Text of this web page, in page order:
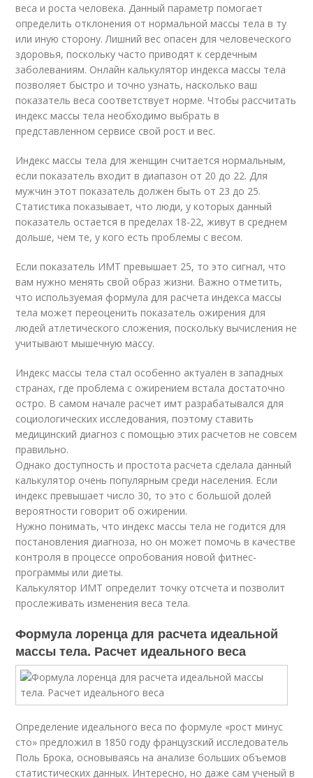
веса и роста человека. Данный параметр помогает
определить отклонения от нормальной массы тела в ту
или иную сторону. Лишний вес опасен для человеческого
здоровья, поскольку часто приводят к сердечным
заболеваниям. Онлайн калькулятор индекса массы тела
позволяет быстро и точно узнать, насколько ваш
показатель веса соответствует норме. Чтобы рассчитать
индекс массы тела необходимо выбрать в
представленном сервисе свой рост и вес.
Индекс массы тела для женщин считается нормальным,
если показатель входит в диапазон от 20 до 22. Для
мужчин этот показатель должен быть от 23 до 25.
Статистика показывает, что люди, у которых данный
показатель остается в пределах 18-22, живут в среднем
дольше, чем те, у кого есть проблемы с весом.
Если показатель ИМТ превышает 25, то это сигнал, что
вам нужно менять свой образ жизни. Важно отметить,
что используемая формула для расчета индекса массы
тела может переоценить показатель ожирения для
людей атлетического сложения, поскольку вычисления не
учитывают мышечную массу.
Индекс массы тела стал особенно актуален в западных
странах, где проблема с ожирением встала достаточно
остро. В самом начале расчет имт разрабатывался для
социологических исследования, поэтому ставить
медицинский диагноз с помощью этих расчетов не совсем
правильно.
Однако доступность и простота расчета сделала данный
калькулятор очень популярным среди населения. Если
индекс превышает число 30, то это с большой долей
вероятности говорит об ожирении.
Нужно понимать, что индекс массы тела не годится для
постановления диагноза, но он может помочь в качестве
контроля в процессе опробования новой фитнес-
программы или диеты.
Калькулятор ИМТ определит точку отсчета и позволит
прослеживать изменения веса тела.
Формула лоренца для расчета идеальной
массы тела. Расчет идеального веса
Определение идеального веса по формуле «рост минус
сто» предложил в 1850 году французский исследователь
Поль Брока, основываясь на анализе больших объемов
статистических данных. Интересно, но даже сам ученый в